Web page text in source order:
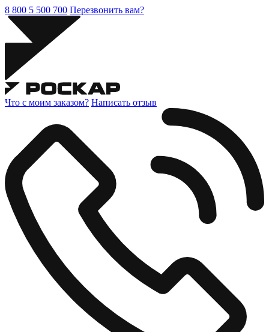
8 800 5 500 700 Перезвонить вам?
Что с моим заказом? Написать отзыв